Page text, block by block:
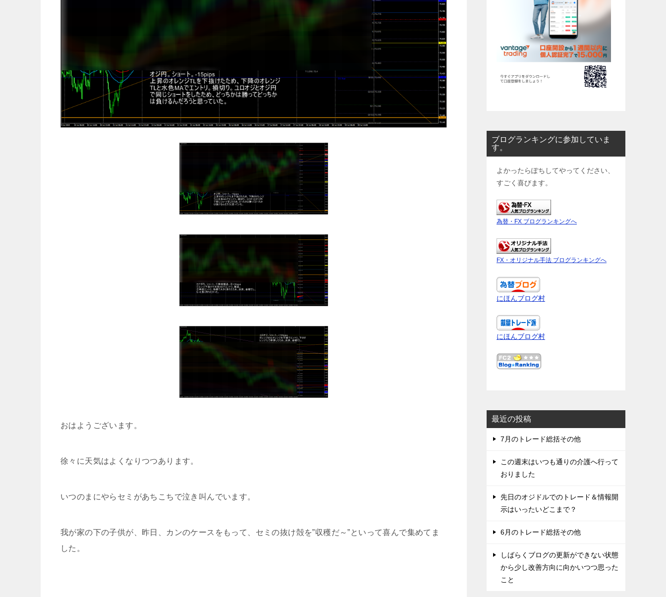
おはようございます。
徐々に天気はよくなりつつあります。
いつのまにやらセミがあちこちで泣き叫んでいます。
我が家の下の子供が、昨日、カンのケースをもって、セミの抜け殻を”収穫だ～”といって喜んで集めてま
した。
ブログランキングに参加していま
す。
よかったらぽちしてやってください、
すごく喜びます。
為替・FX ブログランキングへ
FX・オリジナル手法 ブログランキングへ
にほんブログ村
にほんブログ村
最近の投稿
7月のトレード総括その他
この週末はいつも通りの介護へ行って
おりました
先日のオジドルでのトレード＆情報開
示はいったいどこまで？
6月のトレード総括その他
しばらくブログの更新ができない状態
から少し改善方向に向かいつつ思った
こと